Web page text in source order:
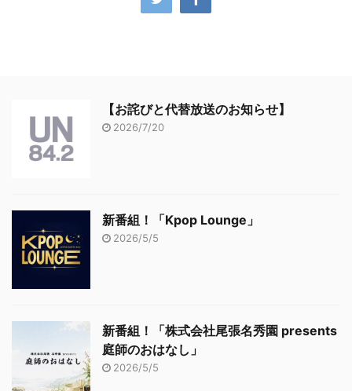
【お詫びと代替放送のお知らせ】
2026/7/20
新番組！「Kpop Lounge」
2026/5/5
新番組！「株式会社尾張名秀園 presents
庭師のおはなし」
2026/5/5